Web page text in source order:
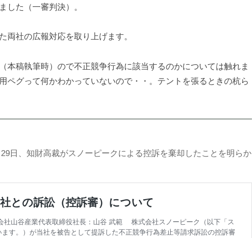
した（一審判決）。
両社の広報対応を取り上げます。
本稿執筆時）ので不正競争行為に該当するのかについては触れま
ペグって何かわかっていないので・・。テントを張るときの杭ら
日、知財高裁がスノーピークによる控訴を棄却したことを明らか